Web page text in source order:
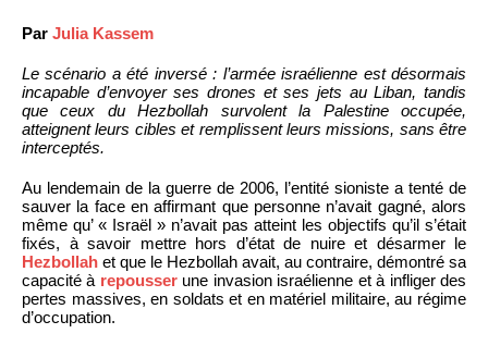
Par Julia Kassem
Le scénario a été inversé : l’armée israélienne est désormais
incapable d’envoyer ses drones et ses jets au Liban, tandis
que ceux du Hezbollah survolent la Palestine occupée,
atteignent leurs cibles et remplissent leurs missions, sans être
interceptés.
Au lendemain de la guerre de 2006, l’entité sioniste a tenté de
sauver la face en affirmant que personne n’avait gagné, alors
même qu’ « Israël » n’avait pas atteint les objectifs qu’il s’était
fixés, à savoir mettre hors d’état de nuire et désarmer le
Hezbollah et que le Hezbollah avait, au contraire, démontré sa
capacité à repousserune invasion israélienne et à infliger des
pertes massives, en soldats et en matériel militaire, au régime
d’occupation.